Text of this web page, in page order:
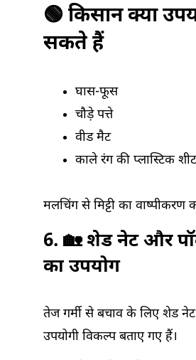
🟢 किसान क्या
सकते हैं
घास-फूस
चौड़े पत्ते
वीड मैट
काले रंग की प्लास्टिक शीट
मलचिंग से मिट्टी का वाष्पीकरण
6. 🏡 शेड नेट और
का उपयोग
तेज गर्मी से बचाव के लिए शेड
उपयोगी विकल्प बताए गए हैं।